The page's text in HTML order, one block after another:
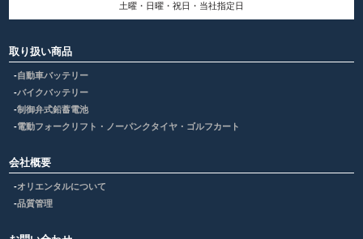
土曜・日曜・祝日・当社指定日
取り扱い商品
自動車バッテリー
バイクバッテリー
制御弁式鉛蓄電池
電動フォークリフト・ノーパンクタイヤ・ゴルフカート
会社概要
オリエンタルについて
品質管理